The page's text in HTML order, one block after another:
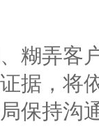
糊弄客
据，将
保持沟